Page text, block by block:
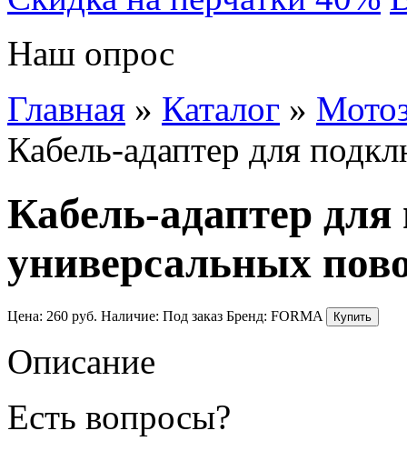
Наш опрос
Главная » Каталог »
Кабель-адаптер для
Кабель-адаптер
универсальных
Цена: 260 руб. Наличие: Под заказ Бренд: FORMA
Описание
Есть вопросы?